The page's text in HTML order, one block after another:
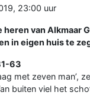
23:00 uur
heren van Alkmaar
in eigen huis te
63
met zeven man’,
buiten viel het